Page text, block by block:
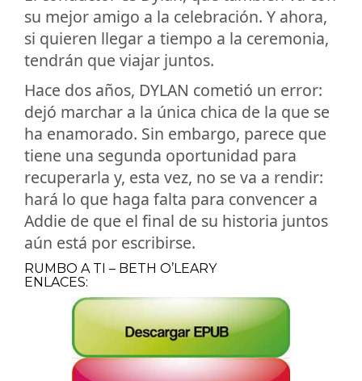
su mejor amigo a la celebración. Y ahora,
si quieren llegar a tiempo a la ceremonia,
tendrán que viajar juntos.
Hace dos años, DYLAN cometió un error:
dejó marchar a la única chica de la que se
ha enamorado. Sin embargo, parece que
tiene una segunda oportunidad para
recuperarla y, esta vez, no se va a rendir:
hará lo que haga falta para convencer a
Addie de que el final de su historia juntos
aún está por escribirse.
RUMBO A TI – BETH O’LEARY
ENLACES: